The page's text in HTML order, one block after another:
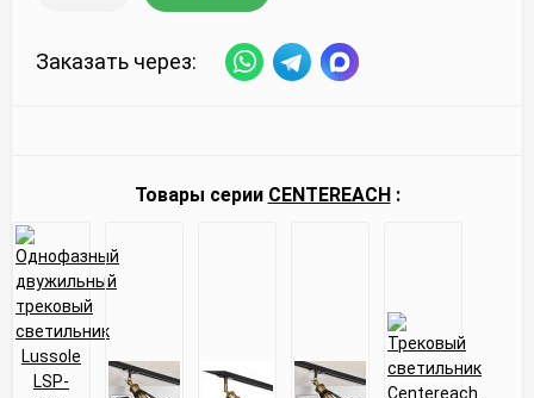
Заказать через:
Товары серии CENTEREACH: